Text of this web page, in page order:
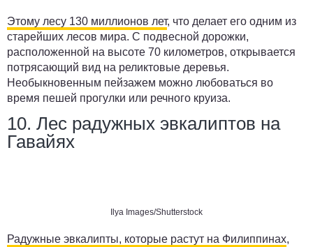
Этому лесу 130 миллионов лет, что делает его одним из
старейших лесов мира. С подвесной дорожки,
расположенной на высоте 70 километров, открывается
потрясающий вид на реликтовые деревья.
Необыкновенным пейзажем можно любоваться во
время пешей прогулки или речного круиза.
10. Лес радужных эвкалиптов на
Гавайях
Ilya Images/Shutterstock
Радужные эвкалипты, которые растут на Филиппинах,